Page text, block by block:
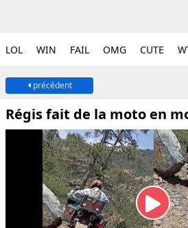
LOL WIN FAIL OMG CUTE
précédent
Régis fait de la moto en